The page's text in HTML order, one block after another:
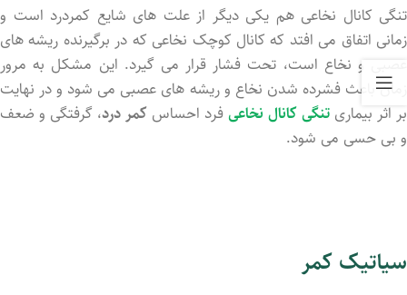
تنگی کانال نخاعی هم یکی دیگر از علت های شایع کمردرد است و
زمانی اتفاق می افتد که کانال کوچک نخاعی که در برگیرنده ریشه های
عصبی و نخاع است، تحت فشار قرار می گیرد. این مشکل به مرور
زمان باعث فشرده شدن نخاع و ریشه های عصبی می شود و در نهایت
بر اثر بیماری تنگی کانال نخاعیفرد احساس کمر درد، گرفتگی و ضعف
و بی حسی می شود.
سیاتیک کمر